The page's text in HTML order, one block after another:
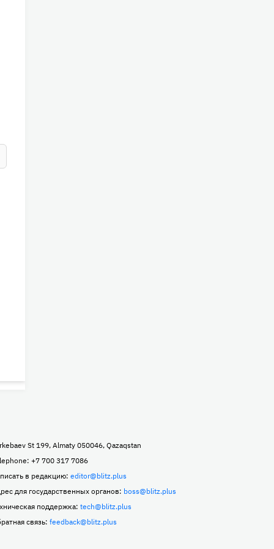
St 199, Almaty 050046, Qazaqstan
+7 700 317 7086
в редакцию: editor@blitz.plus
для государственных органов: boss@blitz.plus
поддержка: tech@blitz.plus
связь: feedback@blitz.plus